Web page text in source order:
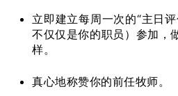
立即建立每周一次的“主日
不仅仅是你的职员）参加，
样。
真心地称赞你的前任牧师。